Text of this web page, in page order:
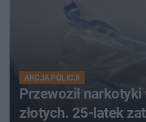
AKCJA POLICJI
Przewoził
złotych. 25-latek